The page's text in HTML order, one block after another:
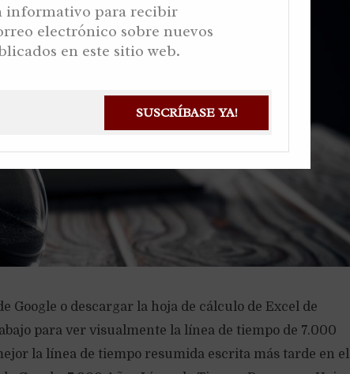
Google o descargar la hoja de cálculo de Excel de
para ver visualmente la línea de tiempo de 7.000
la línea de tiempo resumida escrita más tarde en el
SUSCRÍBASE YA!
informativo para recibir
electrónico sobre nuevos
en este sitio web.